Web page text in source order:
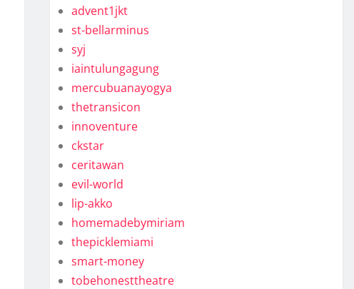
advent1jkt
st-bellarminus
syj
iaintulungagung
mercubuanayogya
thetransicon
innoventure
ckstar
ceritawan
evil-world
lip-akko
homemadebymiriam
thepicklemiami
smart-money
tobehonesttheatre